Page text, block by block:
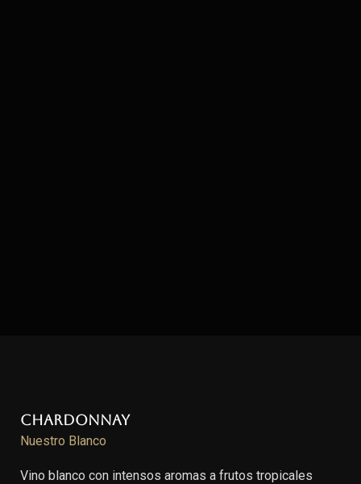
Chardonnay
Nuestro Blanco
Vino blanco con intensos aromas a frutos tropicales